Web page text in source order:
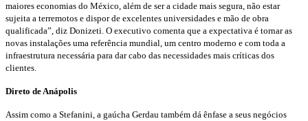
maiores economias do México, além de ser a cidade mais segura, não estar
sujeita a terremotos e dispor de excelentes universidades e mão de obra
qualificada”, diz Donizeti. O executivo comenta que a expectativa é tornar as
novas instalações uma referência mundial, um centro moderno e com toda a
infraestrutura necessária para dar cabo das necessidades mais críticas dos
clientes.
Direto de Anápolis
Assim como a Stefanini, a gaúcha Gerdau também dá ênfase a seus negócios